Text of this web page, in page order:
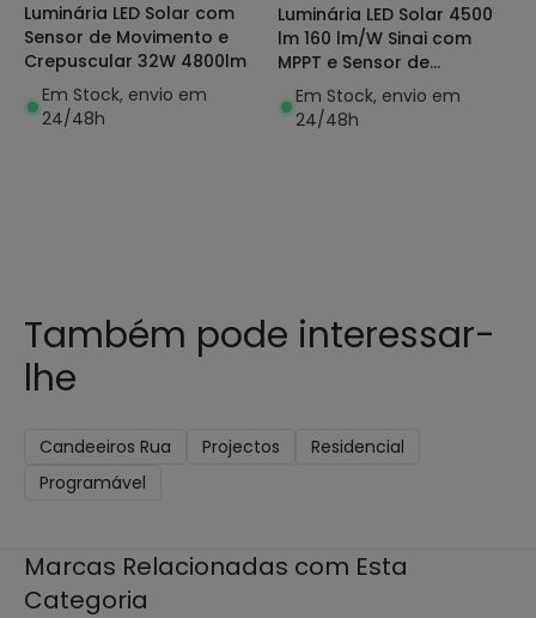
Luminária LED Solar com
Sensor de Movimento e
Crepuscular 32W 4800lm
Em Stock, envio em
24/48h
Luminária LED Solar 4500
lm 160 lm/W Sinai com
MPPT e Sensor de
Movimento para
Iluminação Pública
Em Stock, envio em
24/48h
Também pode interessar-
lhe
Candeeiros Rua Projectos
Residencial
Programável
Marcas Relacionadas com Esta
Categoria